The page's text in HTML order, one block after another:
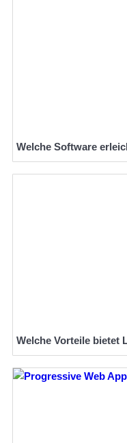
Welche Software
Welche Vorteile bietet